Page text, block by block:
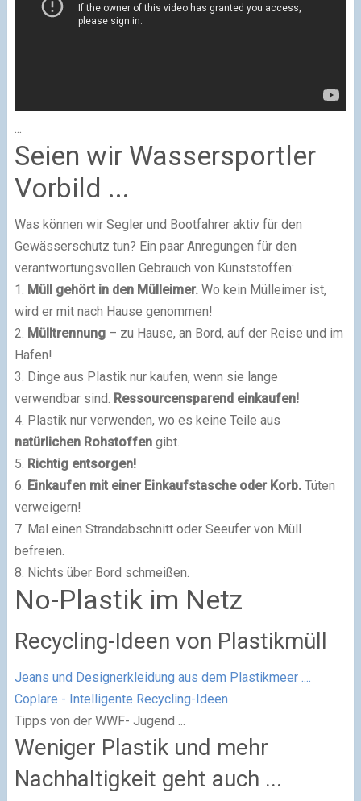
Seien wir Wassersportler
Vorbild ...
Was können wir Segler und Bootfahrer aktiv für den
Gewässerschutz tun? Ein paar Anregungen für den
verantwortungsvollen Gebrauch von Kunststoffen:
1. Müll gehört in den Mülleimer.Wo kein Mülleimer ist,
wird er mit nach Hause genommen!
2. Mülltrennung– zu Hause, an Bord, auf der Reise und im
Hafen!
3. Dinge aus Plastik nur kaufen, wenn sie lange
verwendbar sind. Ressourcensparend einkaufen!
4. Plastik nur verwenden, wo es keine Teile aus
natürlichen Rohstoffengibt.
5. Richtig entsorgen!
6. Einkaufen mit einer Einkaufstasche oder Korb.Tüten
verweigern!
7. Mal einen Strandabschnitt oder Seeufer von Müll
befreien.
8. Nichts über Bord schmeißen.
No-Plastik im Netz
Recycling-Ideen von Plastikmüll
Jeans und Designerkleidung aus dem Plastikmeer ....
Coplare - Intelligente Recycling-Ideen
Tipps von der WWF- Jugend ...
Weniger Plastik und mehr
Nachhaltigkeit geht auch ...